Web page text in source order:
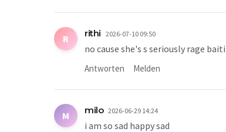
R rithi 2026-07-10 09:50
no cause she's s seriously rage
Antworten Melden
M milo 2026-06-29 14:24
i am so sad happy sad